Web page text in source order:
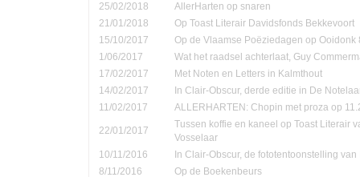
25/02/2018
AllerHarten op snaren
21/01/2018
Op Toast Literair Davidsfonds Bekkevoort
15/10/2017
Op de Vlaamse Poëziedagen op
1/06/2017
Wat het raadsel achterlaat, Guy
17/02/2017
Met Noten en Letters in Kalmthout
14/02/2017
In Clair-Obscur, derde editie in De
11/02/2017
ALLERHARTEN: Chopin met proza op
22/01/2017
Tussen koffie en kaneel op Toast Literair
Vosselaar
10/11/2016
In Clair-Obscur, de fototentoonstelling
8/11/2016
Op de Boekenbeurs